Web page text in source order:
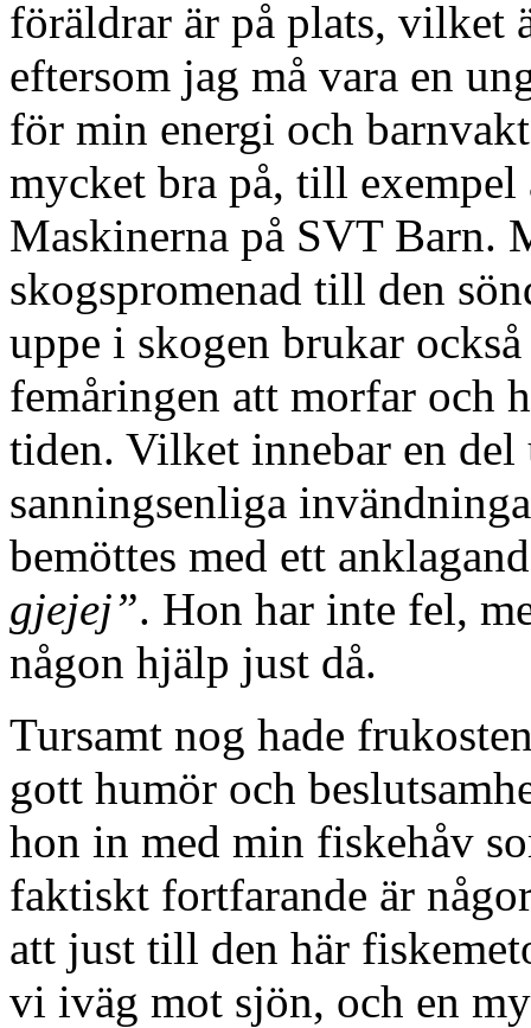
föräldrar är på plats, vilket
eftersom jag må vara en
för min energi och
mycket bra på, till exempel
Maskinerna på SVT Barn.
skogspromenad till den
uppe i skogen brukar
femåringen att morfar och
tiden. Vilket innebar en
sanningsenliga
bemöttes med ett
gjejej”. Hon har inte fel,
någon hjälp just då.
Tursamt nog hade
gott humör och
hon in med min fiskehåv
faktiskt fortfarande är
att just till den här
vi iväg mot sjön, och en